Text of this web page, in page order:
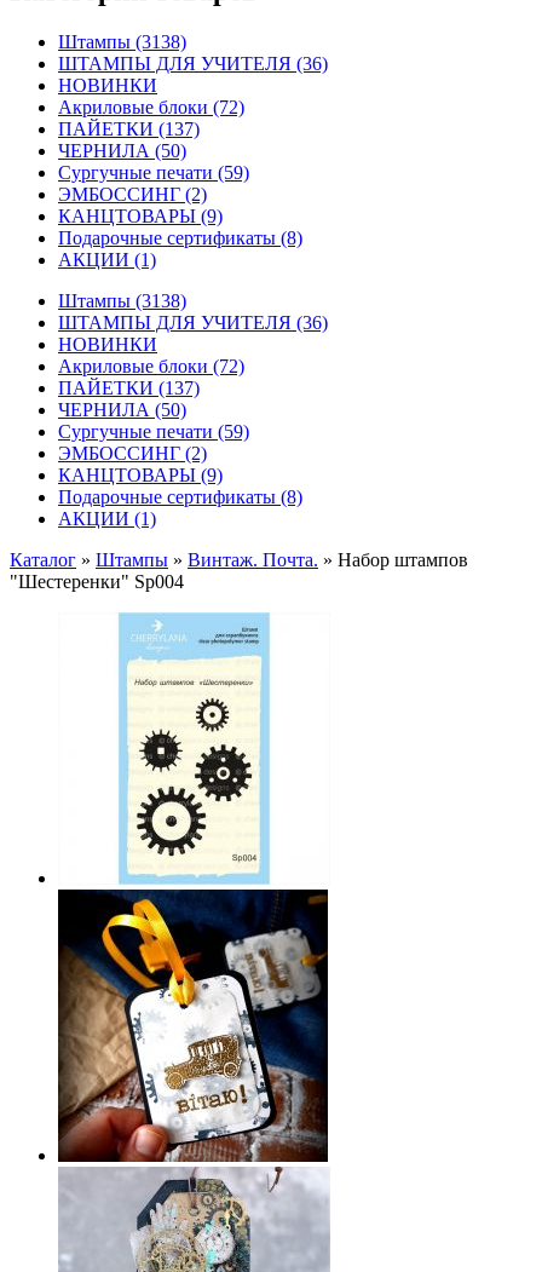
Штампы (3138)
ШТАМПЫ ДЛЯ УЧИТЕЛЯ (36)
НОВИНКИ
Акриловые блоки (72)
ПАЙЕТКИ (137)
ЧЕРНИЛА (50)
Сургучные печати (59)
ЭМБОССИНГ (2)
КАНЦТОВАРЫ (9)
Подарочные сертификаты (8)
АКЦИИ (1)
Штампы (3138)
ШТАМПЫ ДЛЯ УЧИТЕЛЯ (36)
НОВИНКИ
Акриловые блоки (72)
ПАЙЕТКИ (137)
ЧЕРНИЛА (50)
Сургучные печати (59)
ЭМБОССИНГ (2)
КАНЦТОВАРЫ (9)
Подарочные сертификаты (8)
АКЦИИ (1)
Каталог » Штампы » Винтаж. Почта. » Набор штампов
"Шестеренки" Sp004